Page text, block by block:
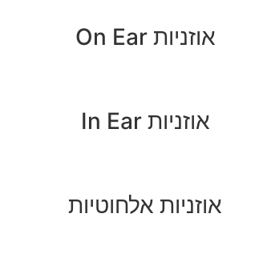
אוזניות On Ear
אוזניות In Ear
אוזניות אלחוטיות